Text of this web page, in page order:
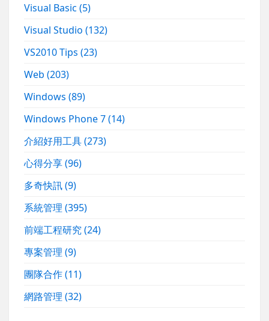
Visual Basic(5)
Visual Studio(132)
VS2010 Tips(23)
Web(203)
Windows(89)
Windows Phone 7(14)
介紹好用工具(273)
心得分享(96)
多奇快訊(9)
系統管理(395)
前端工程研究(24)
專案管理(9)
團隊合作(11)
網路管理(32)